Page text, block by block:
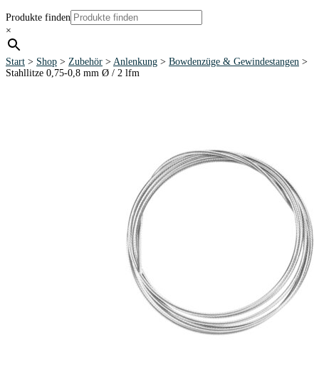
Produkte finden
×
Start > Shop > Zubehör > Anlenkung > Bowdenzüge & Gewindestangen >
Stahllitze 0,75-0,8 mm Ø / 2 lfm